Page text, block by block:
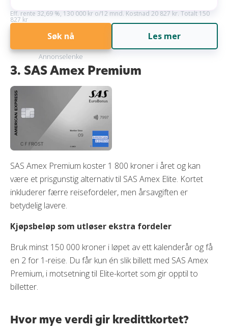
Eff. rente 32,69 %, 130 000 kr o/12 mnd. Kostnad 20 827 kr. Totalt 150
827 kr
Søk nå
Annonselenke
Les mer
3. SAS Amex Premium
SAS Amex Premium koster 1 800 kroner i året og kan
være et prisgunstig alternativ til SAS Amex Elite. Kortet
inkluderer færre reisefordeler, men årsavgiften er
betydelig lavere.
Kjøpsbeløp som utløser ekstra fordeler
Bruk minst 150 000 kroner i løpet av ett kalenderår og få
en 2 for 1-reise. Du får kun én slik billett med SAS Amex
Premium, i motsetning til Elite-kortet som gir opptil to
billetter.
Hvor mye verdi gir kredittkortet?